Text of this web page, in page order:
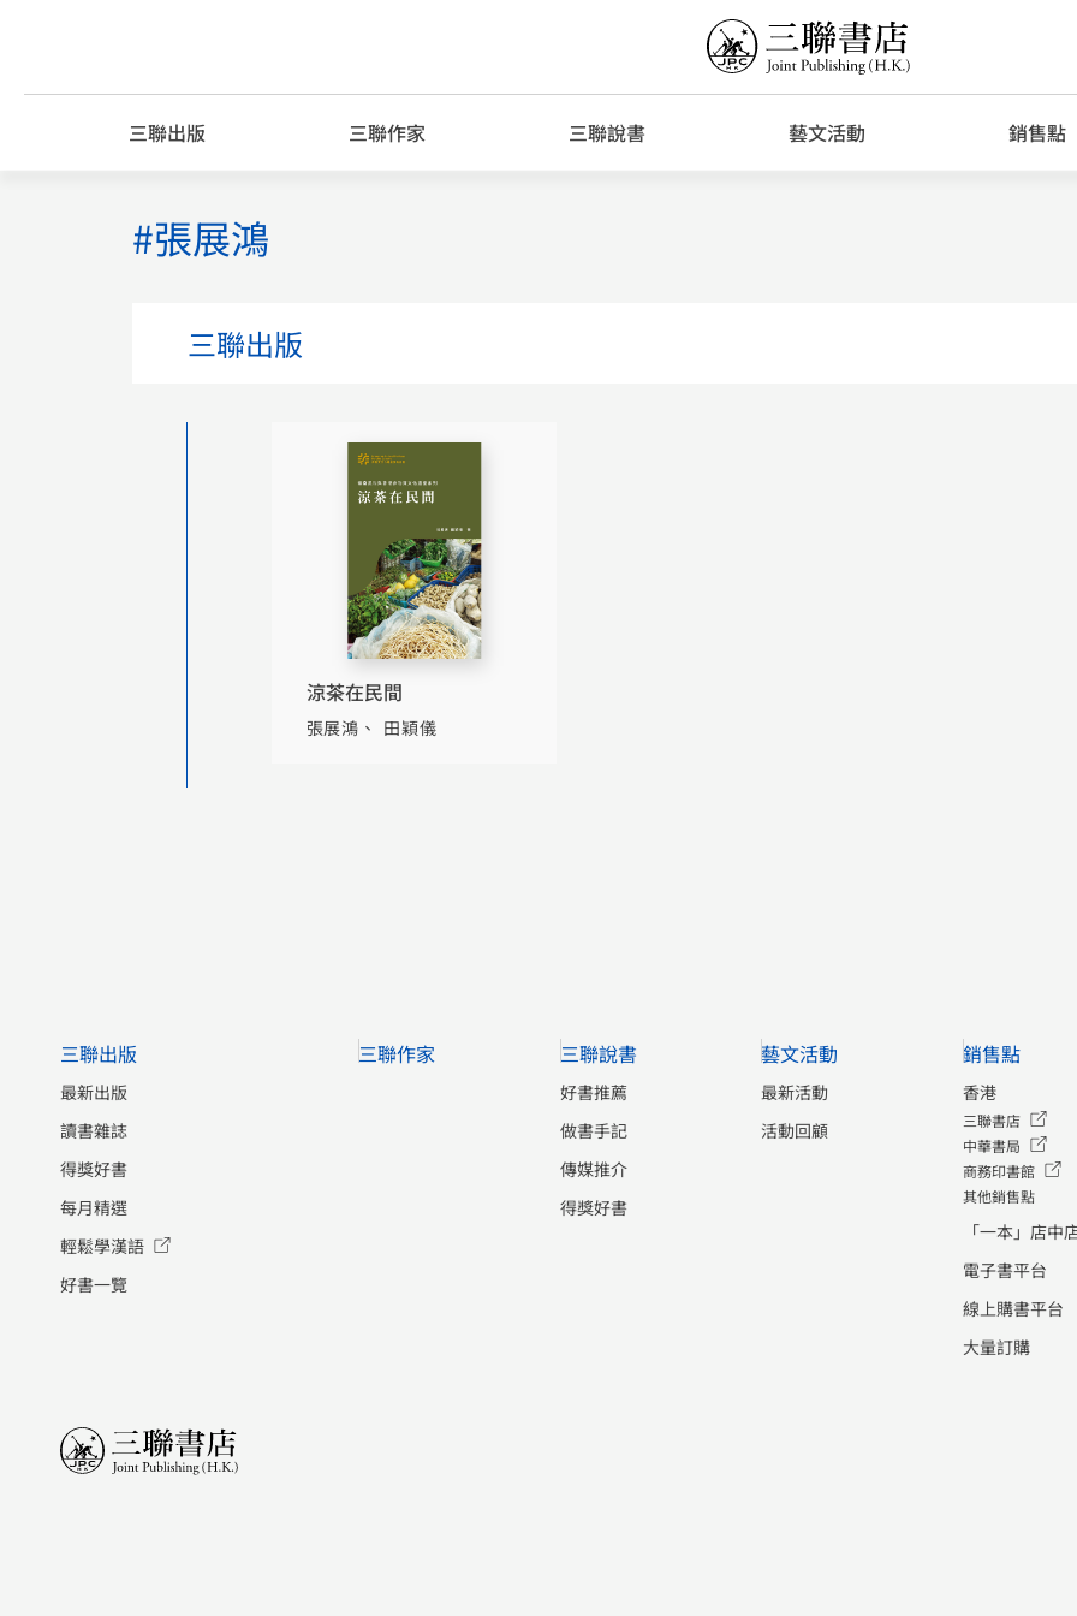
content
三聯出版 三聯作家 三聯說書 藝文活動 銷售點
#張展鴻
三聯出版
涼茶在民間
張展鴻 田穎儀
三聯出版
最新出版
讀書雜誌
得獎好書
每月精選
輕鬆學漢語
好書一覽
三聯作家 三聯說書
好書推薦
做書手記
傳媒推介
得獎好書
藝文活動
最新活動
活動回顧
銷售點
香港
三聯書店
中華書局
商務印書館
其他銷售點
「一本」店中
電子書平台
線上購書平台
大量訂購